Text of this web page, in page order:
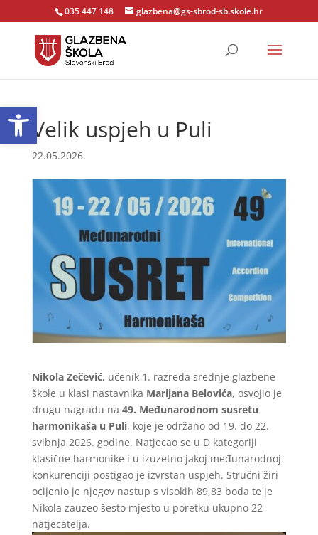
Open toolbar
035 447 148 glazbena@gs-sbrod-sb.skole.hr
Velik uspjeh u Puli
22.05.2026.
Nikola Zečević, učenik 1. razreda srednje glazbene
škole u klasi nastavnika Marijana Belovića, osvojio je
drugu nagradu na 49. Međunarodnom susretu
harmonikaša u Puli, koje je održano od 19. do 22.
svibnja 2026. godine. Natjecao se u D kategoriji
klasične harmonike i u izuzetno jakoj međunarodnoj
konkurenciji postigao je izvrstan uspjeh. Stručni žiri
ocijenio je njegov nastup s visokih 89,83 boda te je
Nikola zauzeo šesto mjesto u poretku ukupno 22
natjecatelja.